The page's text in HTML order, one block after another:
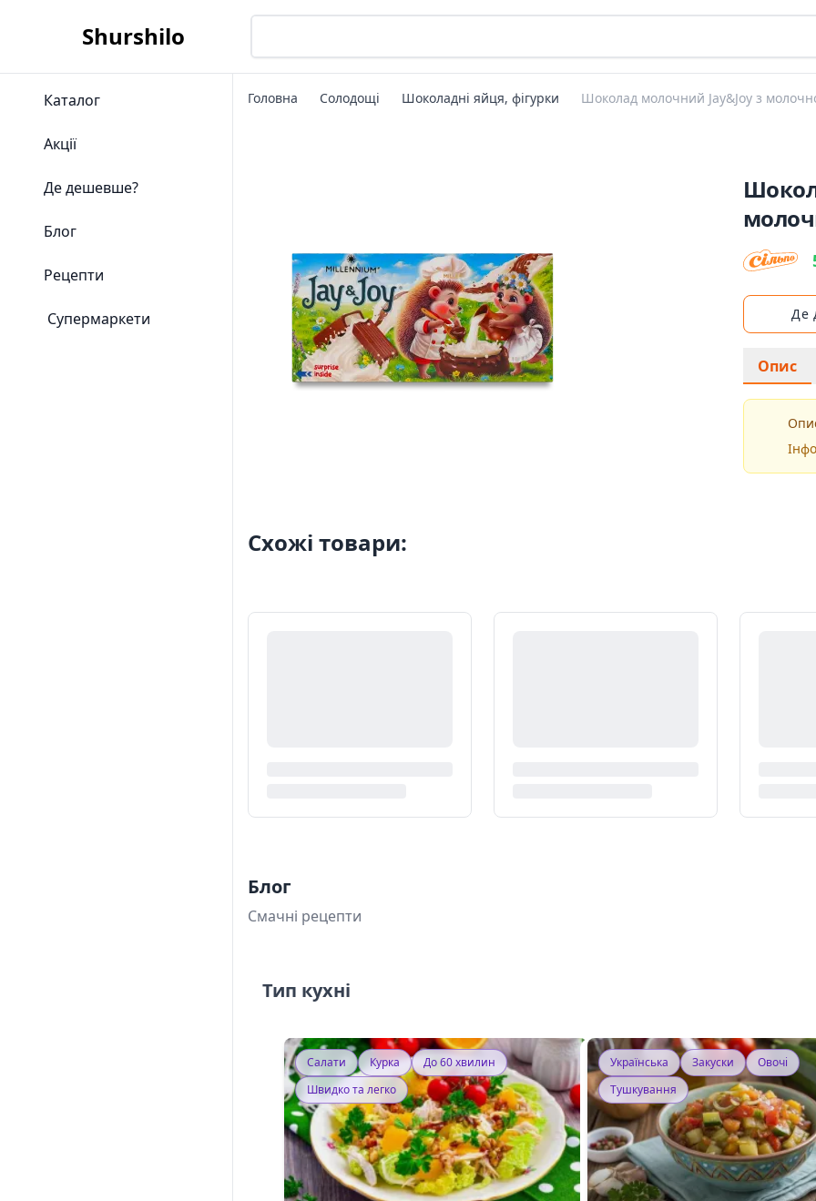
Shurshilo
Каталог
Акції
Де дешевше?
Блог
Рецепти
Супермаркети
Головна Солодощі Шоколадні яйця, фігурки Шоколад молочний Jay&Joy з
Де
Опис
Схожі товари:
Блог
Смачні рецепти
Тип кухні
Салати Курка
До 60 хвилин
Швидко та легко
Українська Закуски
Овочі
Тушкування